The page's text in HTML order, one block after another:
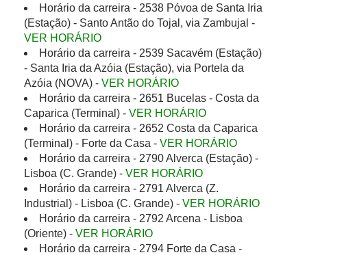
Horário da carreira - 2538 Póvoa de Santa Iria
(Estação) - Santo Antão do Tojal, via Zambujal -
VER HORÁRIO
Horário da carreira - 2539 Sacavém (Estação)
- Santa Iria da Azóia (Estação), via Portela da
Azóia (NOVA) - VER HORÁRIO
Horário da carreira - 2651 Bucelas - Costa da
Caparica (Terminal) - VER HORÁRIO
Horário da carreira - 2652 Costa da Caparica
(Terminal) - Forte da Casa - VER HORÁRIO
Horário da carreira - 2790 Alverca (Estação) -
Lisboa (C. Grande) - VER HORÁRIO
Horário da carreira - 2791 Alverca (Z.
Industrial) - Lisboa (C. Grande) - VER HORÁRIO
Horário da carreira - 2792 Arcena - Lisboa
(Oriente) - VER HORÁRIO
Horário da carreira - 2794 Forte da Casa -